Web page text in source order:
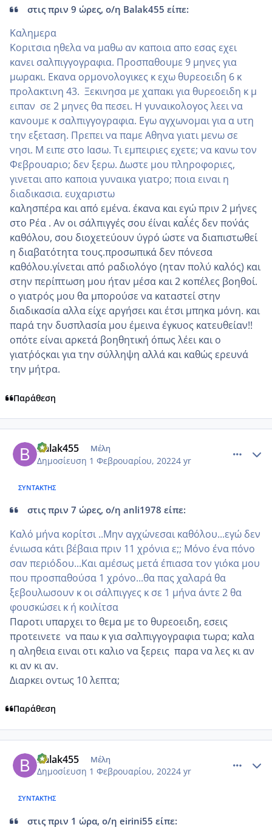
στις πριν 9 ώρες, ο/η Balak455 είπε:
Καλημερα
Κοριτσια ηθελα να μαθω αν καποια απο εσας εχει
κανει σαλπιγγογραφια. Προσπαθουμε 9 μηνες για
μωρακι. Εκανα ορμονολογικες κ εχω θυρεοειδη 6 κ
προλακτινη 43. Ξεκινησα με χαπακι για θυρεοειδη κ μ
ειπαν σε 2 μηνες θα πεσει. Η γυναικολογος λεει να
κανουμε κ σαλπιγγογραφια. Εγω αγχωνομαι για α υτη
την εξεταση. Πρεπει να παμε Αθηνα γιατι μενω σε
νησι. Μ ειπε στο Ιασω. Τι εμπειριες εχετε; να κανω τον
Φεβρουαριο; δεν ξερω. Δωστε μου πληροφοριες,
γινεται απο καποια γυναικα γιατρο; ποια ειναι η
διαδικασια. ευχαριστω
καλησπέρα και από εμένα. έκανα και εγώ πριν 2 μήνες
στο Ρέα . Αν οι σάλπιγγές σου ε΄ίναι καλ΄ές δεν πον΄άς
καθόλου, σου διοχετεύουν ΄υγρό ώστε να διαπιστωθεί
η διαβατότητα τους.προσωπικά δεν πόνεσα
καθόλου.γίνεται από ραδιολόγο (ηταν πολύ καλός) και
στην περίπτωση μου ήταν μέσα και 2 κοπέλες βοηθοί.
ο γιατρός μου θα μπορούσε να καταστεί στην
διαδικασία αλλα είχε αργήσει και έτσι μπηκα μόνη. και
παρά την δυσπλασία μου έμεινα έγκυος κατευθείαν!!
οπότε είναι αρκετά βοηθητική όπως λέει και ο
γιατρ΄όςκαι για την σύλληψη αλλά και καθώς ερευνά
την μήτρα.
Παράθεση
Balak455 Μέλη
Δημοσίευση 1 Φεβρουαρίου, 20224 yr
ΣΥΝΤΆΚΤΗΣ
στις πριν 7 ώρες, ο/η anli1978 είπε:
Καλό μήνα κορίτσι ..Μην αγχώνεσαι καθόλου...εγώ δεν
ένιωσα κάτι βέβαια πριν 11 χρόνια ε;; Μόνο ένα πόνο
σαν περιόδου...Και αμέσως μετά έπιασα τον γιόκα μου
που προσπαθούσα 1 χρόνο...θα πας χαλαρά θα
ξεβουλωσουν κ οι σάλπιγγες κ σε 1 μήνα άντε 2 θα
φουσκώσει κ ή κοιλίτσα
Παροτι υπαρχει το θεμα με το θυρεοειδη, εσεις
προτεινετε να παω κ για σαλπιγγογραφια τωρα; καλα
η αληθεια ειναι οτι καλιο να ξερεις παρα να λες κι αν
κι αν κι αν.
Διαρκει οντως 10 λεπτα;
Παράθεση
Balak455 Μέλη
Δημοσίευση 1 Φεβρουαρίου, 20224 yr
ΣΥΝΤΆΚΤΗΣ
στις πριν 1 ώρα, ο/η eirini55 είπε: